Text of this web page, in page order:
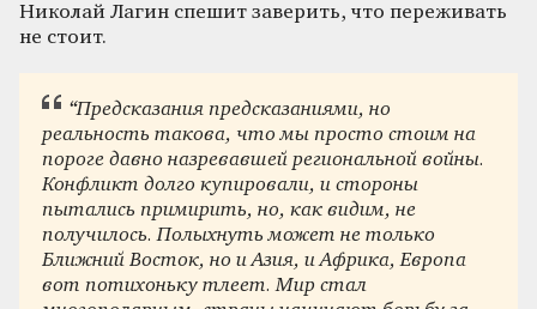
Николай Лагин спешит заверить, что переживать
не стоит.
“Предсказания предсказаниями, но
реальность такова, что мы просто стоим на
пороге давно назревавшей региональной войны.
Конфликт долго купировали, и стороны
пытались примирить, но, как видим, не
получилось. Полыхнуть может не только
Ближний Восток, но и Азия, и Африка, Европа
вот потихоньку тлеет. Мир стал